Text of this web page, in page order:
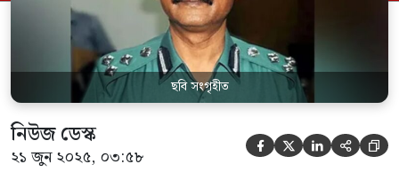
(ডিবি) নাসিরুল ইসলাম বলেন, ইকবাল বাহার
এখন ডিবি হেফাজতে আছেন। ইকবাল বাহারকে
কোনো […]
ছবি সংগৃহীত
নিউজ ডেস্ক
২১ জুন ২০২৫, ০৩:৫৮     